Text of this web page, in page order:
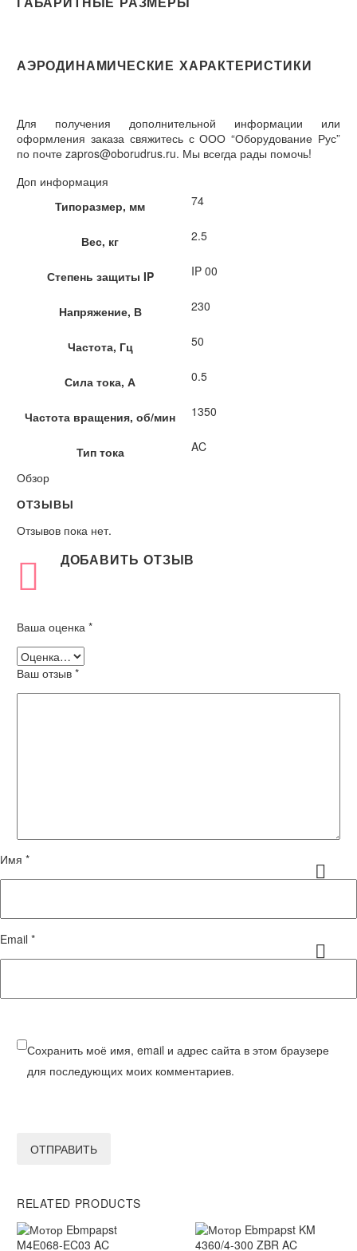
АЭРОДИНАМИЧЕСКИЕ ХАРАКТЕРИСТИКИ
Для получения дополнительной информации или
оформления заказа свяжитесь с ООО “Оборудование Рус”
по почте zapros@oborudrus.ru. Мы всегда рады помочь!
Доп информация
Типоразмер, мм
74
Вес, кг 2.5
Степень защиты IP IP 00
Напряжение, В 230
Частота, Гц 50
Сила тока, А 0.5
Частота вращения, об/мин 1350
Тип тока
AC
Обзор
ОТЗЫВЫ
Отзывов пока нет.
ДОБАВИТЬ ОТЗЫВ
Ваша оценка *
Ваш отзыв *
Имя *
Email *
Сохранить моё имя, email и адрес сайта в этом браузере
для последующих моих комментариев.
ОТПРАВИТЬ
RELATED PRODUCTS